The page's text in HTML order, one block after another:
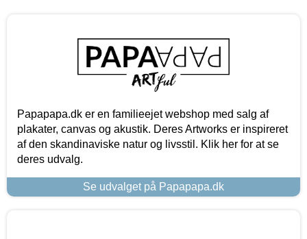
Papapapa.dk er en familieejet webshop med salg af
plakater, canvas og akustik. Deres Artworks er inspireret
af den skandinaviske natur og livsstil. Klik her for at se
deres udvalg.
Se udvalget på Papapapa.dk